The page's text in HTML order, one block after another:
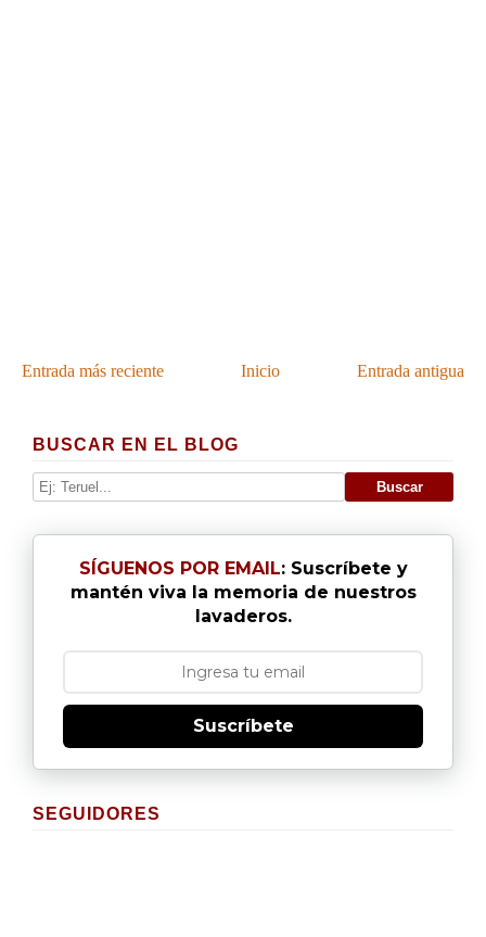
Entrada más reciente Entrada antigua
Inicio
BUSCAR EN EL BLOG
SÍGUENOS POR EMAIL: Suscríbete y
mantén viva la memoria de nuestros
lavaderos.
Suscríbete
SEGUIDORES